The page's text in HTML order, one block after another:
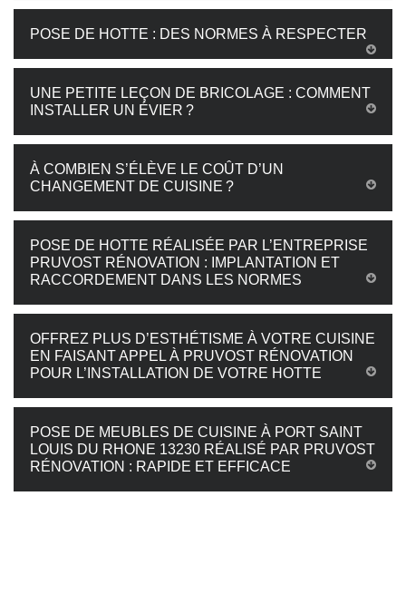
POSE DE HOTTE : DES NORMES À RESPECTER
UNE PETITE LEÇON DE BRICOLAGE : COMMENT
INSTALLER UN ÉVIER ?
À COMBIEN S’ÉLÈVE LE COÛT D’UN
CHANGEMENT DE CUISINE ?
POSE DE HOTTE RÉALISÉE PAR L’ENTREPRISE
PRUVOST RÉNOVATION : IMPLANTATION ET
RACCORDEMENT DANS LES NORMES
OFFREZ PLUS D’ESTHÉTISME À VOTRE CUISINE
EN FAISANT APPEL À PRUVOST RÉNOVATION
POUR L’INSTALLATION DE VOTRE HOTTE
POSE DE MEUBLES DE CUISINE À PORT SAINT
LOUIS DU RHONE 13230 RÉALISÉ PAR PRUVOST
RÉNOVATION : RAPIDE ET EFFICACE